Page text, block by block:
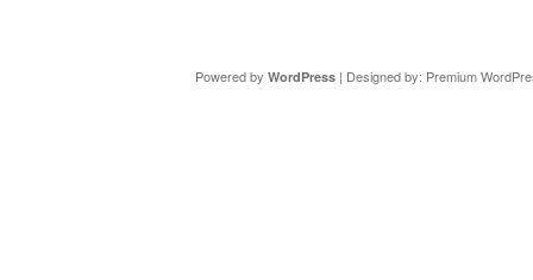
Powered by WordPress| Designed by: Premium